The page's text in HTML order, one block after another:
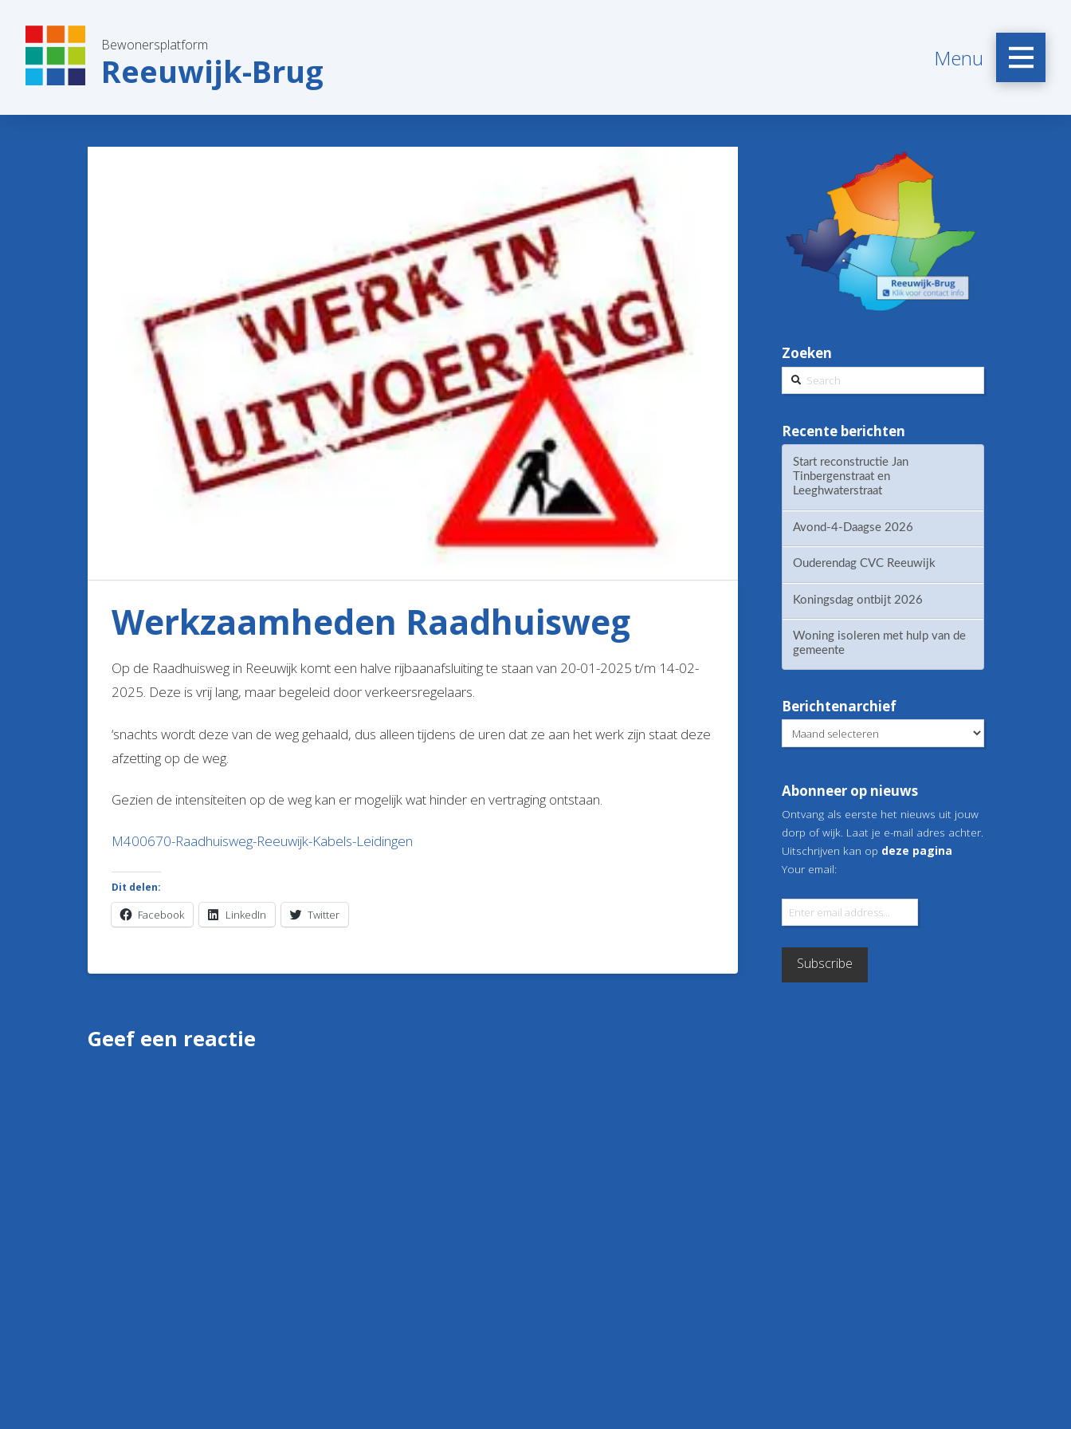
Bewonersplatform
Reeuwijk-Brug Menu
Werkzaamheden Raadhuisweg
Op de Raadhuisweg in Reeuwijk komt een halve rijbaanafsluiting te staan van 20-01-2025 t/m 14-02-
2025. Deze is vrij lang, maar begeleid door verkeersregelaars.
‘snachts wordt deze van de weg gehaald, dus alleen tijdens de uren dat ze aan het werk zijn staat deze
afzetting op de weg.
Gezien de intensiteiten op de weg kan er mogelijk wat hinder en vertraging ontstaan.
M400670-Raadhuisweg-Reeuwijk-Kabels-Leidingen
Dit delen:
Facebook LinkedIn Twitter
Geef een reactie
Zoeken
Search
Recente berichten
Start reconstructie Jan
Tinbergenstraat en
Leeghwaterstraat
Avond-4-Daagse 2026
Ouderendag CVC Reeuwijk
Koningsdag ontbijt 2026
Woning isoleren met hulp van de
gemeente
Berichtenarchief
Berichtenarchief
Abonneer op nieuws
Ontvang als eerste het nieuws uit jouw
dorp of wijk. Laat je e-mail adres achter.
Uitschrijven kan op deze pagina
Your email: